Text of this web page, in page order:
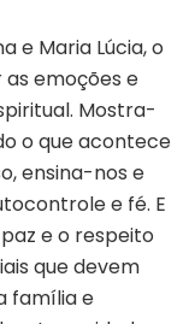
e Maria Lúcia, o
emoções e
Mostra-
o que acontece
ensina-nos e
e fé. E
e o respeito
que devem
família e